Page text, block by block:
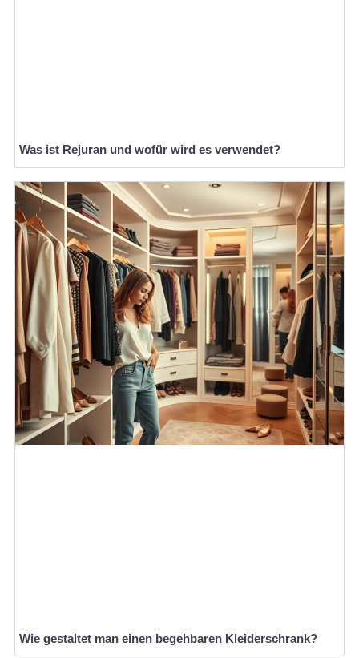
Was ist Rejuran und wofür wird es verwendet?
Wie gestaltet man einen begehbaren Kleiderschrank?